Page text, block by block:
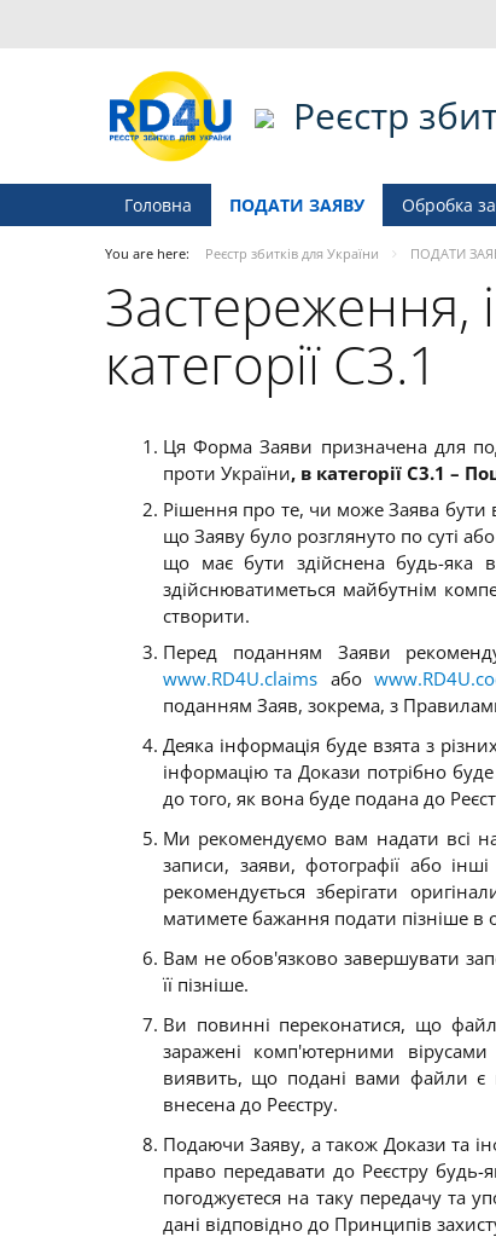
Реєстр
Головна ПОДАТИ ЗАЯВУ Обробка
You are here: Реєстр збитків для України ПОДАТИ
Застереження,
категорії C3.1
Ця Форма Заяви призначена для
проти України, в категорії С3.1 –
Рішення про те, чи може Заява бути
що Заяву було розглянуто по суті
що має бути здійснена будь-яка
здійснюватиметься майбутнім
створити.
Перед поданням Заяви
www.RD4U.claims або
поданням Заяв, зокрема, з
Деяка інформація буде взята з
інформацію та Докази потрібно
до того, як вона буде подана до
Ми рекомендуємо вам надати всі
записи, заяви, фотографії або
рекомендується зберігати
матимете бажання подати пізніше в
Вам не обов'язково завершувати
її пізніше.
Ви повинні переконатися, що
заражені комп'ютерними
виявить, що подані вами файли є
внесена до Реєстру.
Подаючи Заяву, а також Докази та
право передавати до Реєстру будь-
погоджуєтеся на таку передачу та
дані відповідно до Принципів